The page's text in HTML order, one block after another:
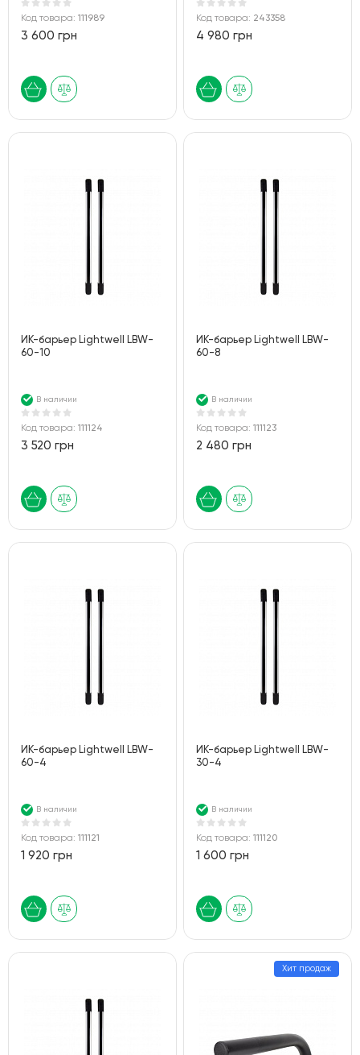
Код товара: 111989
3 600 грн
Код товара: 243358
4 980 грн
ИК-барьер Lightwell LBW-
60-10
В наличии
Код товара: 111124
3 520 грн
ИК-барьер Lightwell LBW-
60-8
В наличии
Код товара:111123
2 480 грн
ИК-барьер Lightwell LBW-
60-4
В наличии
Код товара: 111121
1 920 грн
ИК-барьер Lightwell LBW-
30-4
В наличии
Код товара:111120
1 600 грн
Хит продаж